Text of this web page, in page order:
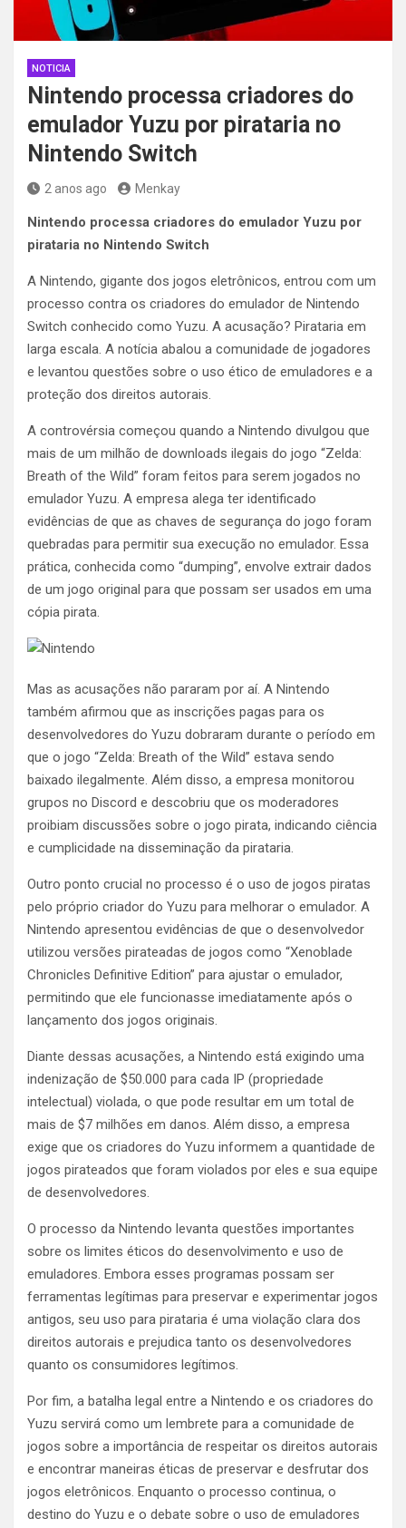
NOTICIA
Nintendo processa criadores do
emulador Yuzu por pirataria no
Nintendo Switch
2 anos ago Menkay
Nintendo processa criadores do emulador Yuzu por
pirataria no Nintendo Switch
A Nintendo, gigante dos jogos eletrônicos, entrou com um
processo contra os criadores do emulador de Nintendo
Switch conhecido como Yuzu. A acusação? Pirataria em
larga escala. A notícia abalou a comunidade de jogadores
e levantou questões sobre o uso ético de emuladores e a
proteção dos direitos autorais.
A controvérsia começou quando a Nintendo divulgou que
mais de um milhão de downloads ilegais do jogo “Zelda:
Breath of the Wild” foram feitos para serem jogados no
emulador Yuzu. A empresa alega ter identificado
evidências de que as chaves de segurança do jogo foram
quebradas para permitir sua execução no emulador. Essa
prática, conhecida como “dumping”, envolve extrair dados
de um jogo original para que possam ser usados em uma
cópia pirata.
Mas as acusações não pararam por aí. A Nintendo
também afirmou que as inscrições pagas para os
desenvolvedores do Yuzu dobraram durante o período em
que o jogo “Zelda: Breath of the Wild” estava sendo
baixado ilegalmente. Além disso, a empresa monitorou
grupos no Discord e descobriu que os moderadores
proibiam discussões sobre o jogo pirata, indicando ciência
e cumplicidade na disseminação da pirataria.
Outro ponto crucial no processo é o uso de jogos piratas
pelo próprio criador do Yuzu para melhorar o emulador. A
Nintendo apresentou evidências de que o desenvolvedor
utilizou versões pirateadas de jogos como “Xenoblade
Chronicles Definitive Edition” para ajustar o emulador,
permitindo que ele funcionasse imediatamente após o
lançamento dos jogos originais.
Diante dessas acusações, a Nintendo está exigindo uma
indenização de $50.000 para cada IP (propriedade
intelectual) violada, o que pode resultar em um total de
mais de $7 milhões em danos. Além disso, a empresa
exige que os criadores do Yuzu informem a quantidade de
jogos pirateados que foram violados por eles e sua equipe
de desenvolvedores.
O processo da Nintendo levanta questões importantes
sobre os limites éticos do desenvolvimento e uso de
emuladores. Embora esses programas possam ser
ferramentas legítimas para preservar e experimentar jogos
antigos, seu uso para pirataria é uma violação clara dos
direitos autorais e prejudica tanto os desenvolvedores
quanto os consumidores legítimos.
Por fim, a batalha legal entre a Nintendo e os criadores do
Yuzu servirá como um lembrete para a comunidade de
jogos sobre a importância de respeitar os direitos autorais
e encontrar maneiras éticas de preservar e desfrutar dos
jogos eletrônicos. Enquanto o processo continua, o
destino do Yuzu e o debate sobre o uso de emuladores